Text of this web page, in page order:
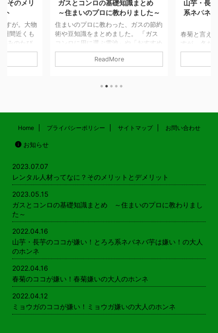
ガスとコンロの基礎知識まとめ
～住まいのプロに教わりました～
住まいのプロに教わった、ガスの節約
術や豆知識をまとめました。 「ガス
コンロに用に選ぶ電池」や「おすすめ
五徳」や火災予防の知恵などもご紹介
しています！ ガスやコンロの基礎知
コンロのガス代節約術 記事を読む
ルカリ電池どっちが良いの？ 記事を
意外と知らない？ 都 ...
山芋・長芋のココが嫌
系ネバネバ芋は嫌い！
春菊と言えば鍋物を思い
すが… 冬だけの野菜かと
年間を通して出荷されて
食べてます。 山芋・長い
Home プライバシーポリシー サイトマップ お問い合わせ
お知らせ
2023.07.07
レンタル人材ってなに？そのメリットとデメリット
2023.05.15
ガスとコンロの基礎知識まとめ ～住まいのプロに教わりまし
た～
2022.04.16
山芋・長芋のココが嫌い！とろろ系ネバネバ芋は嫌い！の大人
のホンネ
2022.04.16
春菊のココが嫌い！春菊嫌いの大人のホンネ
2022.04.12
ミョウガのココが嫌い！ミョウガ嫌いの大人のホンネ